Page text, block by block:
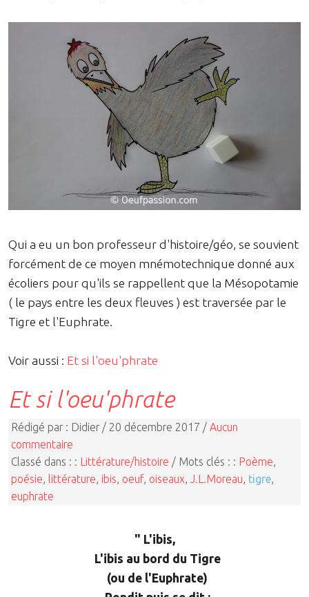
Qui a eu un bon professeur d'histoire/géo, se souvient
forcément de ce moyen mnémotechnique donné aux
écoliers pour qu'ils se rappellent que la Mésopotamie
( le pays entre les deux fleuves ) est traversée par le
Tigre et l'Euphrate.
Voir aussi : Et si l'oeu'phrate
Et si l'oeu'phrate
Rédigé par : Didier / 20 décembre 2017 / Aucun
commentaire
Classé dans : :
Littérature/histoire / Mots clés : : Poème,
poésie, littérature, ibis, oeuf, oiseaux, J.L.Moreau, tigre,
euphrate
" L'ibis,
L'ibis au bord du Tigre
(ou de l'Euphrate)